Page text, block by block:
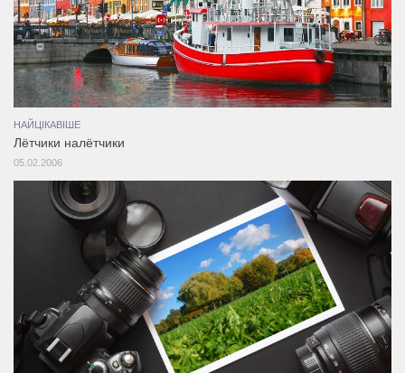
НАЙЦІКАВІШЕ
Лётчики налётчики
05.02.2006